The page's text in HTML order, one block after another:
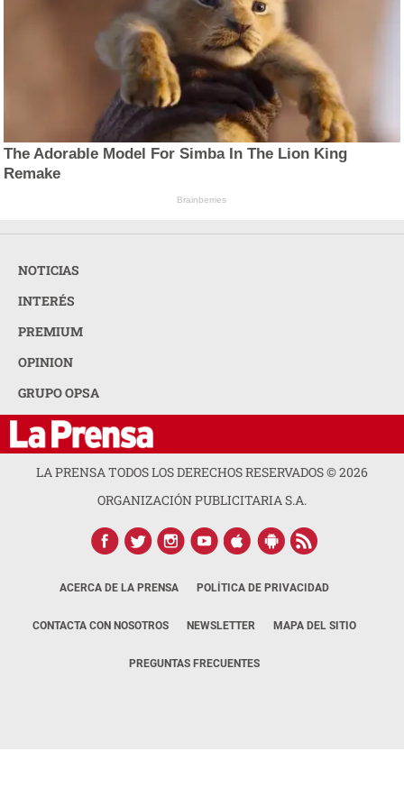
The Adorable Model For Simba In The Lion King
Remake
Brainberries
NOTICIAS
INTERÉS
PREMIUM
OPINION
GRUPO OPSA
LA PRENSA TODOS LOS DERECHOS RESERVADOS ©2026
ORGANIZACIÓN PUBLICITARIA S.A.
ACERCA DE LA PRENSA POLÍTICA DE PRIVACIDAD
CONTACTA CON NOSOTROS NEWSLETTER MAPA DEL SITIO
PREGUNTAS FRECUENTES